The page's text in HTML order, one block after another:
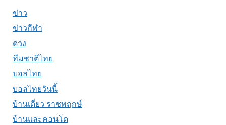
ข่าว
ข่าวกีฬา
ดวง
ทีมชาติไทย
บอลไทย
บอลไทยวันนี้
บ้านเดี่ยว ราชพฤกษ์
บ้านและคอนโด